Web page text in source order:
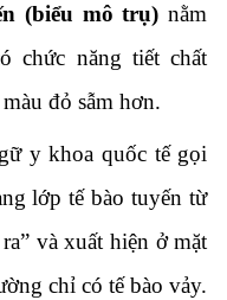
(biểu mô trụ) nằm
chức năng tiết chất
đỏ sẫm hơn.
y khoa quốc tế gọi
lớp tế bào tuyến từ
và xuất hiện ở mặt
chỉ có tế bào vảy.